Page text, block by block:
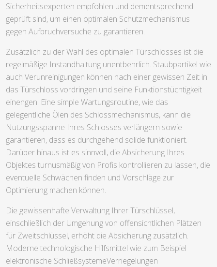
Sicherheitsexperten empfohlen und dementsprechend
geprüft sind, um einen optimalen Schutzmechanismus
gegen Aufbruchversuche zu garantieren.
Zusätzlich zu der Wahl des optimalen Türschlosses ist die
regelmäßige Instandhaltung unentbehrlich. Staubpartikel wie
auch Verunreinigungen können nach einer gewissen Zeit in
das Türschloss vordringen und seine Funktionstüchtigkeit
einengen. Eine simple Wartungsroutine, wie das
gelegentliche Ölen des Schlossmechanismus, kann die
Nutzungsspanne Ihres Schlosses verlängern sowie
garantieren, dass es durchgehend solide funktioniert.
Darüber hinaus ist es sinnvoll, die Absicherung Ihres
Objektes turnusmäßig von Profis kontrollieren zu lassen, die
eventuelle Schwächen finden und Vorschläge zur
Optimierung machen können.
Die gewissenhafte Verwaltung Ihrer Türschlüssel,
einschließlich der Umgehung von offensichtlichen Plätzen
für Zweitschlüssel, erhöht die Absicherung zusätzlich.
Moderne technologische Hilfsmittel wie zum Beispiel
elektronische SchließsystemeVerriegelungen